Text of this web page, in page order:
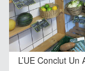
L’UE Conclut